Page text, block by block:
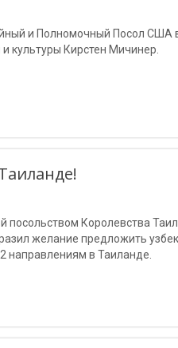
и Полномочный Посол США
культуры Кирстен Мичинер.
посольством Королевства
желание предложить
направлениям в Таиланде.